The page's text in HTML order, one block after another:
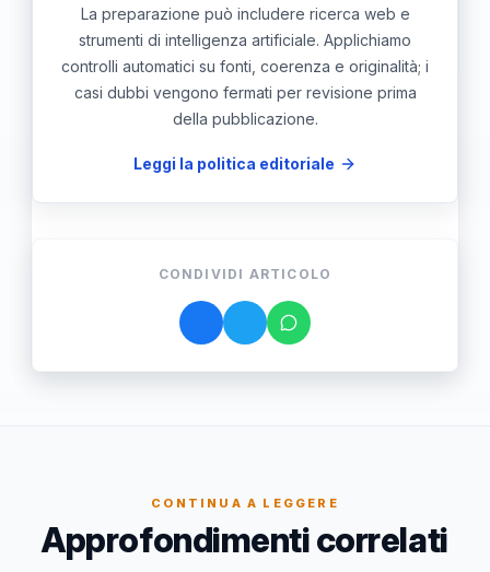
La preparazione può includere ricerca web e
strumenti di intelligenza artificiale. Applichiamo
controlli automatici su fonti, coerenza e originalità; i
casi dubbi vengono fermati per revisione prima
della pubblicazione.
Leggi la politica editoriale
CONDIVIDI ARTICOLO
CONTINUA A LEGGERE
Approfondimenti correlati